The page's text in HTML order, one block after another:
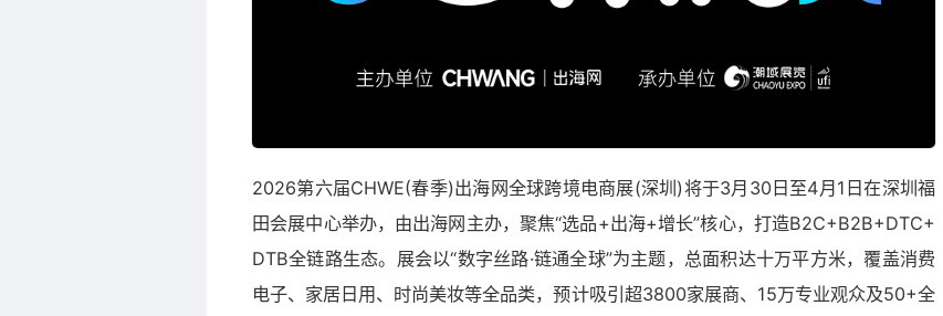
2026第六届CHWE(春季)出海网全球跨境电商展(深圳)将于3月30日至4月1日在深圳福
田会展中心举办，由出海网主办，聚焦“选品+出海+增长”核心，打造B2C+B2B+DTC+
DTB全链路生态。展会以“数字丝路·链通全球”为主题，总面积达十万平方米，覆盖消费
电子、家居日用、时尚美妆等全品类，预计吸引超3800家展商、15万专业观众及50+全